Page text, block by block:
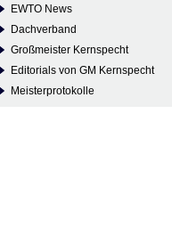
EWTO News
Dachverband
Großmeister Kernspecht
Editorials von GM Kernspecht
Meisterprotokolle